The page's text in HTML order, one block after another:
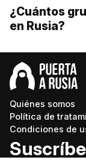
¿Cuántos
en Rusia?
Quiénes somos
Política de
Condiciones de